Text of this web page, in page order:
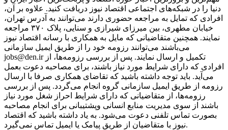
دنیا را در شبکه‌های اجتماعی اقتصاد نیوز دریافت کنید. علاوه بر آن،
افرادی که تمایل به مراجعه حضوری دارند می‌توانند به آدرس تهران،
خیابان مطهری، بین میرزای شیرازی و سنایی، پلاک ۳۷۰ مراجعه
نمایند. همچنین متقاضیانی که مایل به همکاری با رسانه‌ اقتصاد نیوز
می‌باشند می‌توانند رزومه خود را از طریق ایمیل سازمانی
jobs@den.ir تکمیل و ارسال نمایند. پس از بررسی رزومه‌ها، از
افرادی که دارای شرایط مورد نیاز باشند، برای مصاحبه دعوت بعمل
می‌آید. باید توجه داشته باشید که تقاضای همکاری صرفا با ارسال
رزومه از طریق ایمیل سازمانی گروه انجام می‌گردد. پس از بررسی
رزومه‌ها، از متقاضیانی که دارای شرایط احراز شغل مورد نیاز
باشند از سوی مدیریت منابع انسانی وپشتیبانی برای انجام مصاحبه
بصورت تماس تلفنی دعوت می‌شود. به یاد داشته باشید که اقتصاد
نیوز با متقاضیان از طریق پیامک یا ایمیل تماس نمی‌گیرد.